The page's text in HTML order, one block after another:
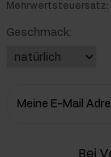
Mehrwertsteuersatz:
Geschmack:
Meine E-Mail
Bei